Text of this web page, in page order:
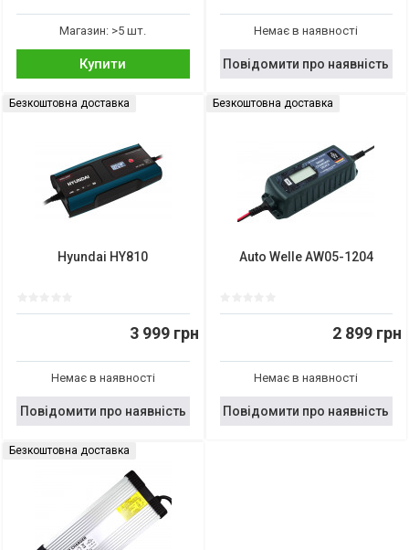
Магазин: >5 шт.
Купити
Немає в наявності
Повідомити про наявність
Безкоштовна доставка
Hyundai HY810
3 999 грн
Немає в наявності
Повідомити про наявність
Безкоштовна доставка
Auto Welle AW05-1204
2 899 грн
Немає в наявності
Повідомити про наявність
Безкоштовна доставка